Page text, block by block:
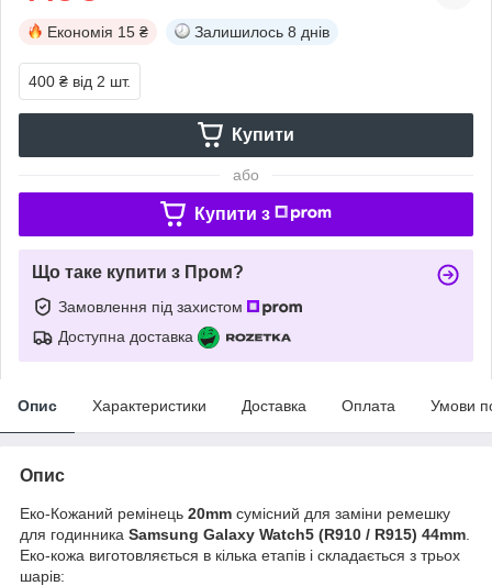
Економія 15 ₴ Залишилось 8 днів
400 ₴ від 2 шт.
Купити
або
Купити з
Що таке купити з Пром?
Замовлення під захистом
Доступна доставка
Опис Характеристики Доставка Оплата Умови
Опис
Еко-Кожаний ремінець 20mm сумісний для заміни ремешку
для годинника Samsung Galaxy Watch5 (R910 / R915) 44mm
Еко-кожа виготовляється в кілька етапів і складається з трьох
шарів: